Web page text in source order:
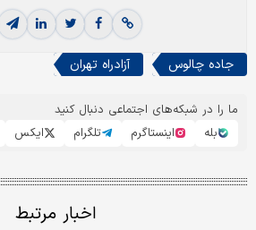
جاده چالوس آزادراه تهران
ما را در شبکه‌های اجتماعی دنبال کنید
بله
اینستاگرم تلگرام ایکس
اخبار مرتبط